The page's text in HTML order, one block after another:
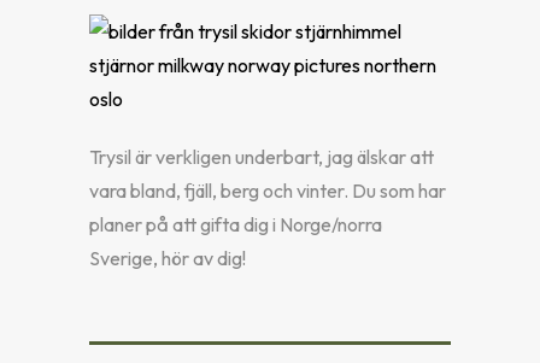
Trysil är verkligen underbart, jag älskar att
vara bland, fjäll, berg och vinter. Du som har
planer på att gifta dig i Norge/norra
Sverige, hör av dig!